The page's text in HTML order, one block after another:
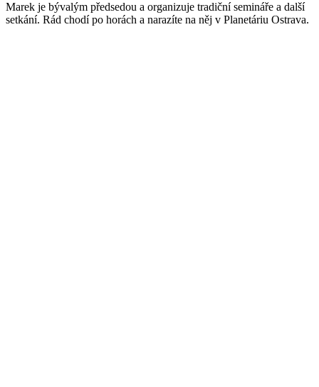
Marek je bývalým předsedou a organizuje tradiční semináře a další
setkání. Rád chodí po horách a narazíte na něj v Planetáriu Ostrava.